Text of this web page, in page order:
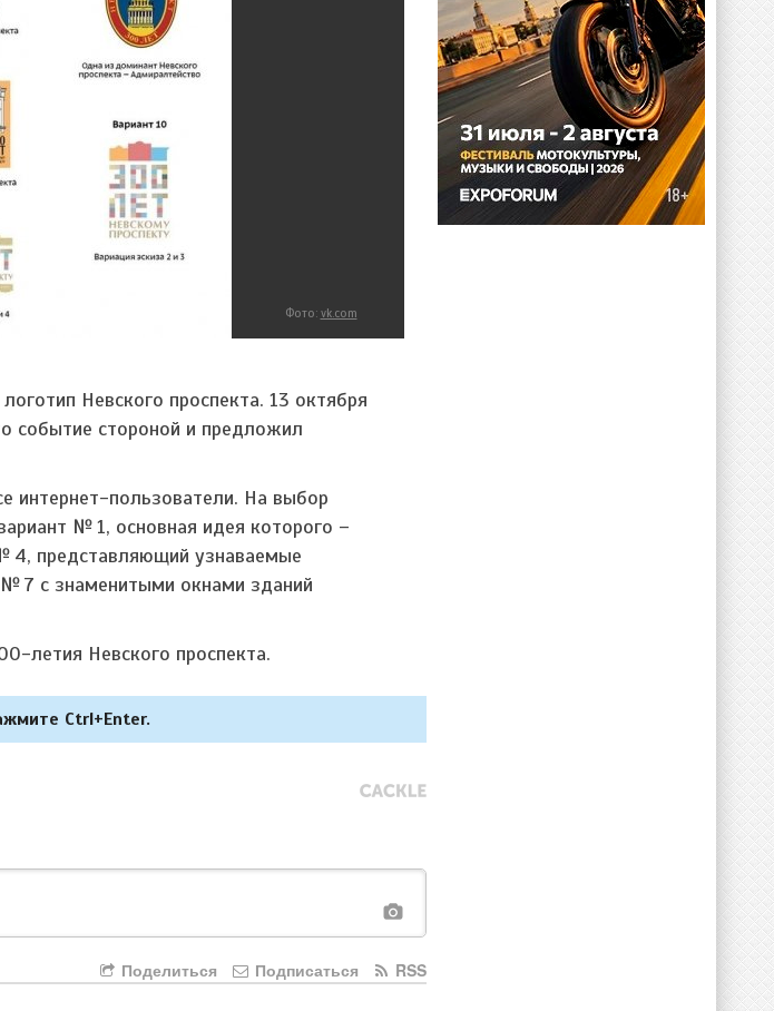
Фото: vk.com
Невского проспекта. 13 октября
событие стороной и предложил
интернет-пользователи. На выбор
№ 1, основная идея которого –
4, представляющий узнаваемые
№ 7 с знаменитыми окнами зданий
летия Невского проспекта.
Ctrl+Enter.
RSS
Подписаться
Поделиться